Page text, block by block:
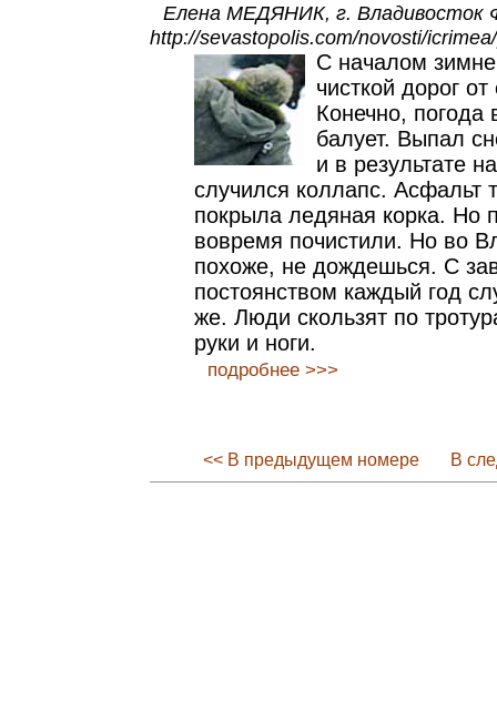
Елена МЕДЯНИК, г. Владивосток
http://sevastopolis.com/novosti/
С началом
чисткой дорог
Конечно, погода
балует. Выпал
и в результате
случился коллапс. Асфальт
покрыла ледяная корка. Но
вовремя почистили. Но во
похоже, не дождешься. С
постоянством каждый год
же. Люди скользят по
руки и ноги.
подробнее >>>
<< В предыдущем номере В